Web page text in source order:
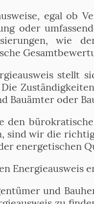
egal ob
oder
wie
stellt
Bauämter oder
den
sind wir die
energetischen
Energieausweis
und